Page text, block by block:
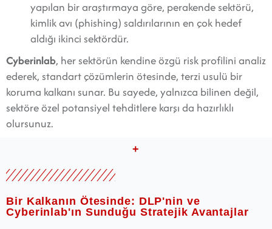
yapılan bir araştırmaya göre, perakende sektörü,
kimlik avı (phishing) saldırılarının en çok hedef
aldığı ikinci sektördür.
Cyberinlab, her sektörün kendine özgü risk profilini analiz
ederek, standart çözümlerin ötesinde, terzi usulü bir
koruma kalkanı sunar. Bu sayede, yalnızca bilinen değil,
sektöre özel potansiyel tehditlere karşı da hazırlıklı
olursunuz.
+
Bir Kalkanın Ötesinde: DLP'nin ve
Cyberinlab'ın Sunduğu Stratejik Avantajlar